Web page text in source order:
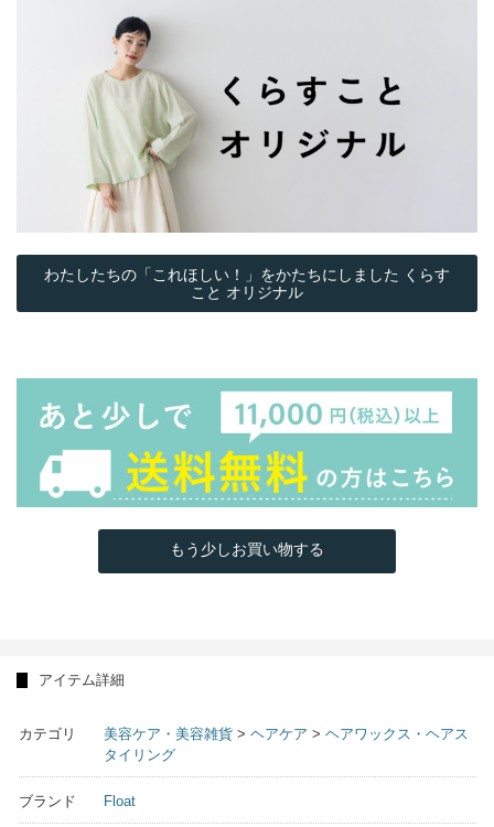
わたしたちの「これほしい！」をかたちにしました くらす
こと オリジナル
もう少しお買い物する
アイテム詳細
カテゴリ 美容ケア・美容雑貨 > ヘアケア > ヘアワックス・ヘアス
タイリング
ブランド Float